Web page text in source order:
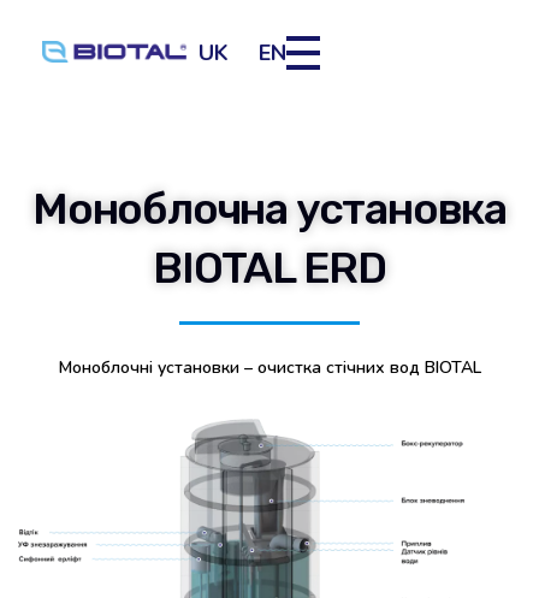
UK EN
Моноблочна установка
BIOTAL ERD
Моноблочні установки – очистка стічних вод BIOTAL